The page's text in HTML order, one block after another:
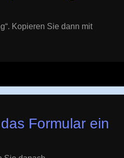
“. Kopieren Sie dann mit
Formular ein